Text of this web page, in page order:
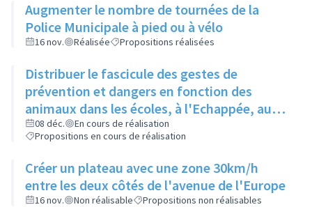
Augmenter le nombre de tournées de la
Police Municipale à pied ou à vélo
16 nov. Réalisée Propositions réalisées
Distribuer le fascicule des gestes de
prévention et dangers en fonction des
animaux dans les écoles, à l'Echappée, aux
Centres Sociaux.... et l'insérer dans le
Rilliard en version détachable.
08 déc.
En cours de réalisation
Propositions en cours de réalisation
Créer un plateau avec une zone 30km/h
entre les deux côtés de l'avenue de l'Europe
16 nov. Non réalisable Propositions non réalisables